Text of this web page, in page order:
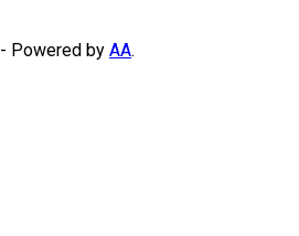
- Powered by AA.